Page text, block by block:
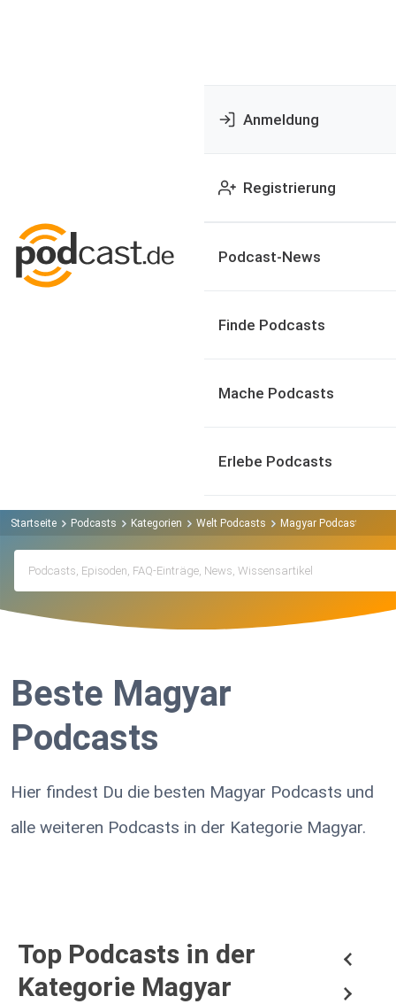
Anmeldung
Registrierung
Podcast-News
Finde Podcasts
Mache Podcasts
Erlebe Podcasts
Startseite Podcasts Kategorien Welt Podcasts Magyar Podcasts
Beste Magyar
Podcasts
Hier findest Du die besten Magyar Podcasts und
alle weiteren Podcasts in der Kategorie Magyar.
Top Podcasts in der
Kategorie Magyar